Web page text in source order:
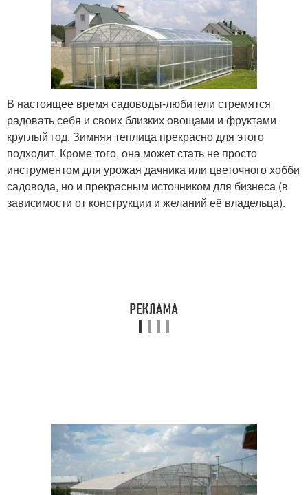
В настоящее время садоводы-любители стремятся
радовать себя и своих близких овощами и фруктами
круглый год. Зимняя теплица прекрасно для этого
подходит. Кроме того, она может стать не просто
инструментом для урожая дачника или цветочного хобби
садовода, но и прекрасным источником для бизнеса (в
зависимости от конструкции и желаний её владельца).